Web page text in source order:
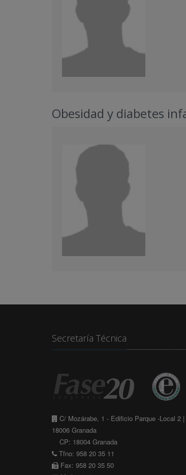
Obesidad y diabetes
Secretaría Técnica
C/ Mozárabe, 1 - Edificio Parque -Local 2 |
18006 Granada
CP: 18004 Granada
Tfno: 958 20 35 11
Fax: 958 20 35 50